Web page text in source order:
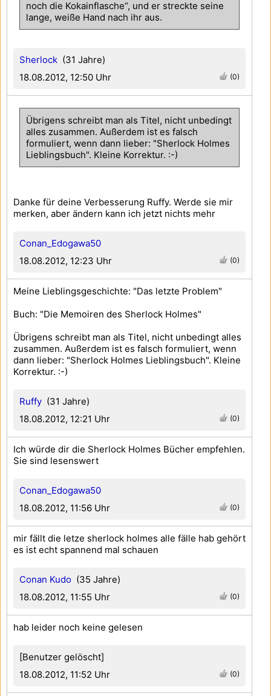
Sherlock (31 Jahre)
18.08.2012, 12:50 Uhr
(0)
noch die Kokainflasche“, und er streckte seine
lange, weiße Hand nach ihr aus.
Conan_Edogawa50
18.08.2012, 12:23 Uhr
(0)
Übrigens schreibt man als Titel, nicht unbedingt
alles zusammen. Außerdem ist es falsch
formuliert, wenn dann lieber: "Sherlock Holmes
Lieblingsbuch". Kleine Korrektur. :-)
Danke für deine Verbesserung Ruffy. Werde sie mir
merken, aber ändern kann ich jetzt nichts mehr
Ruffy (31 Jahre)
18.08.2012, 12:21 Uhr
(0)
Meine Lieblingsgeschichte: "Das letzte Problem"
Buch: "Die Memoiren des Sherlock Holmes"
Übrigens schreibt man als Titel, nicht unbedingt alles
zusammen. Außerdem ist es falsch formuliert, wenn
dann lieber: "Sherlock Holmes Lieblingsbuch". Kleine
Korrektur. :-)
Conan_Edogawa50
18.08.2012, 11:56 Uhr
(0)
Ich würde dir die Sherlock Holmes Bücher empfehlen.
Sie sind lesenswert
Conan Kudo (35 Jahre)
18.08.2012, 11:55 Uhr
(0)
mir fällt die letze sherlock holmes alle fälle hab gehört
es ist echt spannend mal schauen
[Benutzer gelöscht]
18.08.2012, 11:52 Uhr
(0)
hab leider noch keine gelesen